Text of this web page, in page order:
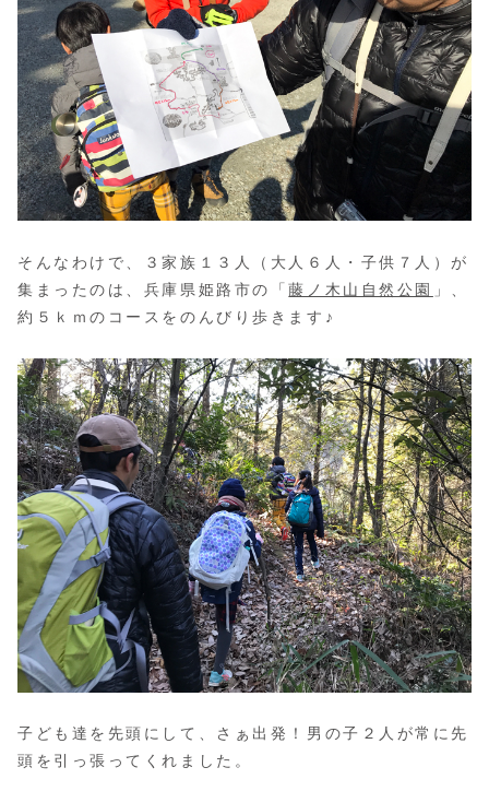
そんなわけで、３家族１３人（大人６人・子供７人）が
集まったのは、兵庫県姫路市の「藤ノ木山自然公園
」、
約５ｋｍのコースをのんびり歩きます♪
子ども達を先頭にして、さぁ出発！男の子２人が常に先
頭を引っ張ってくれました。